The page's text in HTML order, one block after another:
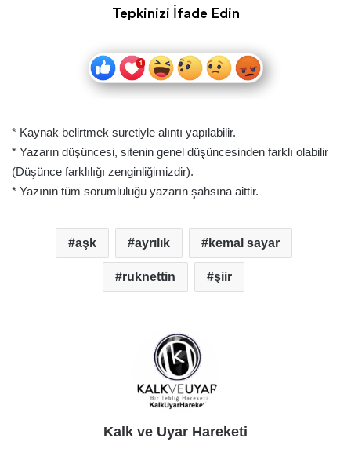
Tepkinizi İfade Edin
* Kaynak belirtmek suretiyle alıntı yapılabilir.
* Yazarın düşüncesi, sitenin genel düşüncesinden farklı olabilir
(Düşünce farklılığı zenginliğimizdir).
* Yazının tüm sorumluluğu yazarın şahsına aittir.
aşk ayrılık kemal sayar
ruknettin şiir
Kalk ve Uyar Hareketi